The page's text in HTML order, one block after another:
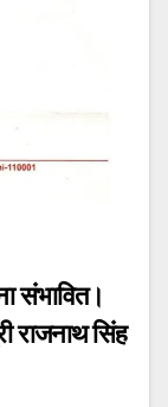
संभावित।
राजनाथ सिंह